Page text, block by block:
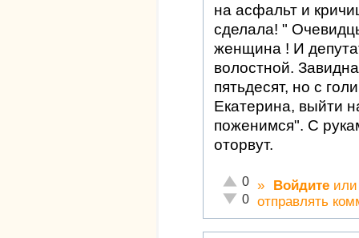
на асфальт и
сделала! "
женщина ! И
волостной.
пятьдесят, но с
Екатерина, выйти
поженимся". С
оторвут.
Отлично!
0
Неадекватно!
0
» Войдите
отправлять